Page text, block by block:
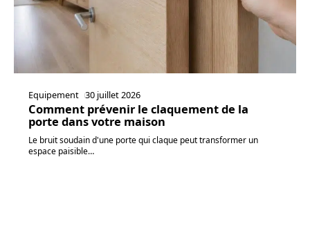
Equipement 30 juillet 2026
Comment prévenir le claquement de la
porte dans votre maison
Le bruit soudain d'une porte qui claque peut transformer un
espace paisible…